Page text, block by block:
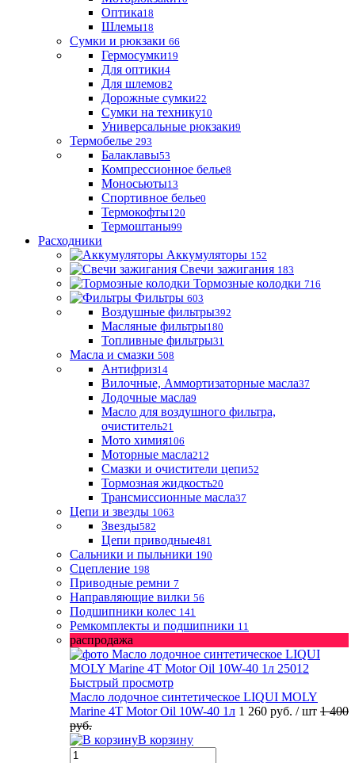
Оптика18
Шлемы18
Сумки и рюкзаки 66
Гермосумки19
Для оптики4
Для шлемов2
Дорожные сумки22
Сумки на технику10
Универсальные рюкзаки9
Термобелье 293
Балаклавы53
Компрессионное белье8
Моносьюты13
Спортивное белье0
Термокофты120
Термоштаны99
Расходники
Аккумуляторы 152
Свечи зажигания 183
Тормозные колодки 716
Фильтры 603
Воздушные фильтры392
Масляные фильтры180
Топливные фильтры31
Масла и смазки 508
Антифриз14
Вилочные, Аммортизаторные масла37
Лодочные масла9
Масло для воздушного фильтра,
очиститель21
Мото химия106
Моторные масла212
Смазки и очистители цепи52
Тормозная жидкость20
Трансмиссионные масла37
Цепи и звезды 1063
Звезды582
Цепи приводные481
Сальники и пыльники 190
Сцепление 198
Приводные ремни 7
Направляющие вилки 56
Подшипники колес 141
Ремкомплекты и подшипники 11
распродажа
Быстрый просмотр
Масло лодочное синтетическое LIQUI MOLY
Marine 4T Motor Oil 10W-40 1л 1 260 руб. / шт 1 400
руб.
В корзину